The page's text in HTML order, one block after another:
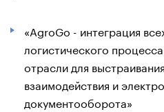
«AgroGo - интеграция
логистического
отрасли для
взаимодействия и
документооборота»